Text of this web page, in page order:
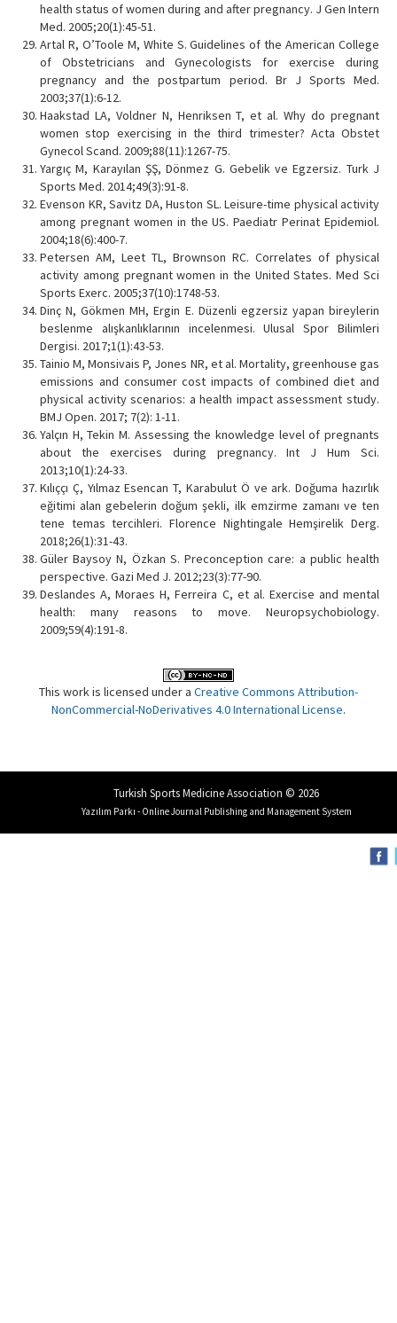
health status of women during and after pregnancy. J Gen Intern
Med. 2005;20(1):45-51.
Artal R, O’Toole M, White S. Guidelines of the American College
of Obstetricians and Gynecologists for exercise during
pregnancy and the postpartum period. Br J Sports Med.
2003;37(1):6-12.
Haakstad LA, Voldner N, Henriksen T, et al. Why do pregnant
women stop exercising in the third trimester? Acta Obstet
Gynecol Scand. 2009;88(11):1267-75.
Yargıç M, Karayılan ŞŞ, Dönmez G. Gebelik ve Egzersiz. Turk J
Sports Med. 2014;49(3):91-8.
Evenson KR, Savitz DA, Huston SL. Leisure-time physical activity
among pregnant women in the US. Paediatr Perinat Epidemiol.
2004;18(6):400-7.
Petersen AM, Leet TL, Brownson RC. Correlates of physical
activity among pregnant women in the United States. Med Sci
Sports Exerc. 2005;37(10):1748-53.
Dinç N, Gökmen MH, Ergin E. Düzenli egzersiz yapan bireylerin
beslenme alışkanlıklarının incelenmesi. Ulusal Spor Bilimleri
Dergisi. 2017;1(1):43-53.
Tainio M, Monsivais P, Jones NR, et al. Mortality, greenhouse gas
emissions and consumer cost impacts of combined diet and
physical activity scenarios: a health impact assessment study.
BMJ Open. 2017; 7(2): 1-11.
Yalçın H, Tekin M. Assessing the knowledge level of pregnants
about the exercises during pregnancy. Int J Hum Sci.
2013;10(1):24-33.
Kılıççı Ç, Yılmaz Esencan T, Karabulut Ö ve ark. Doğuma hazırlık
eğitimi alan gebelerin doğum şekli, ilk emzirme zamanı ve ten
tene temas tercihleri. Florence Nightingale Hemşirelik Derg.
2018;26(1):31-43.
Güler Baysoy N, Özkan S. Preconception care: a public health
perspective. Gazi Med J. 2012;23(3):77-90.
Deslandes A, Moraes H, Ferreira C, et al. Exercise and mental
health: many reasons to move. Neuropsychobiology.
2009;59(4):191-8.
This work is licensed under a Creative Commons Attribution-
NonCommercial-NoDerivatives 4.0 International License.
Turkish Sports Medicine Association © 2026
Yazılım Parkı - Online Journal Publishing and Management System